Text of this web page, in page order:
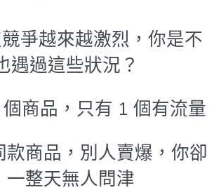
爭越來越激烈，你是不
遇過這些狀況？
個商品，只有 1 個有流量
款商品，別人賣爆，你卻
一整天無人問津